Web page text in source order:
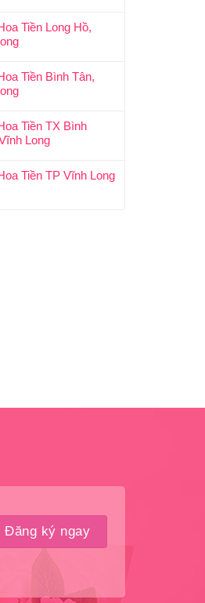
Tiền Long Hồ,
Tiền Bình Tân,
Tiền TX Bình
Long
Tiền TP Vĩnh Long